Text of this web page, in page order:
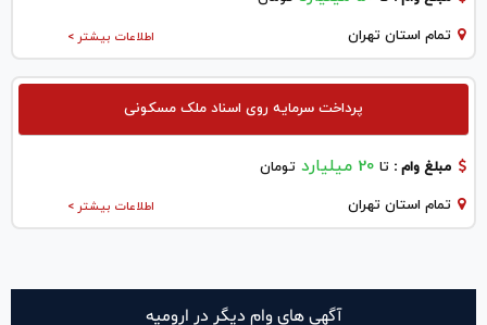
اطلاعات بیشتر > تمام استان تهران
پرداخت سرمایه روی اسناد ملک مسکونی
مبلغ وام : تا 20 میلیارد تومان
اطلاعات بیشتر > تمام استان تهران
آگهی های وام دیگر در اروميه